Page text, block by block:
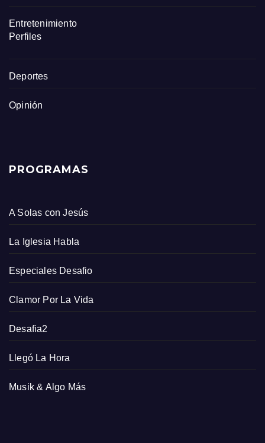
Entretenimiento
Perfiles
Deportes
Opinión
PROGRAMAS
A Solas con Jesús
La Iglesia Habla
Especiales Desafio
Clamor Por La Vida
Desafia2
Llegó La Hora
Musik & Algo Más